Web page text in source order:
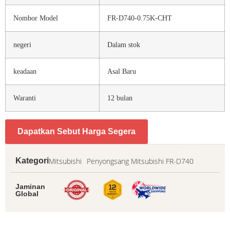
Nombor Model FR-D740-0.75K-CHT
negeri Dalam stok
keadaan Asal Baru
Waranti 12 bulan
Dapatkan Sebut Harga Segera
KategoriMitsubishi Penyongsang Mitsubishi FR-D740
Jaminan
Global